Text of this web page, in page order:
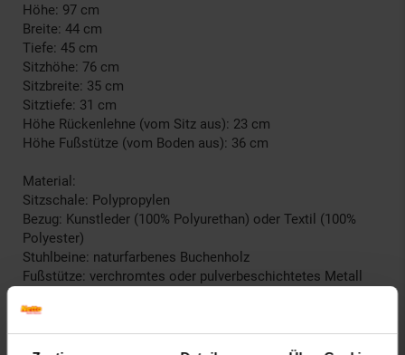
Höhe: 97 cm
Breite: 44 cm
Tiefe: 45 cm
Sitzhöhe: 76 cm
Sitzbreite: 35 cm
Sitztiefe: 31 cm
Höhe Rückenlehne (vom Sitz aus): 23 cm
Höhe Fußstütze (vom Boden aus): 36 cm
Material:
Sitzschale: Polypropylen
Bezug: Kunstleder (100% Polyurethan) oder Textil (100%
Polyester)
Stuhlbeine: naturfarbenes Buchenholz
Fußstütze: verchromtes oder pulverbeschichtetes Metall
Früher ein eher seltener Gast in den heimischen vier
Wänden, haben sich Barhocker mittlerweile zu einem